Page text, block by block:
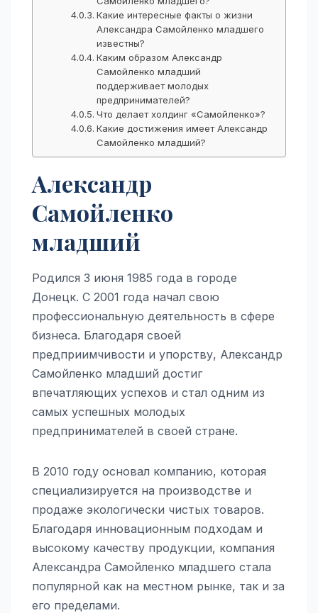
Какие интересные факты о жизни
Александра Самойленко младшего
известны?
Каким образом Александр
Самойленко младший
поддерживает молодых
предпринимателей?
Что делает холдинг «Самойленко»?
Какие достижения имеет Александр
Самойленко младший?
Александр
Самойленко
младший
Родился 3 июня 1985 года в городе
Донецк. С 2001 года начал свою
профессиональную деятельность в сфере
бизнеса. Благодаря своей
предприимчивости и упорству, Александр
Самойленко младший достиг
впечатляющих успехов и стал одним из
самых успешных молодых
предпринимателей в своей стране.
В 2010 году основал компанию, которая
специализируется на производстве и
продаже экологически чистых товаров.
Благодаря инновационным подходам и
высокому качеству продукции, компания
Александра Самойленко младшего стала
популярной как на местном рынке, так и за
его пределами.